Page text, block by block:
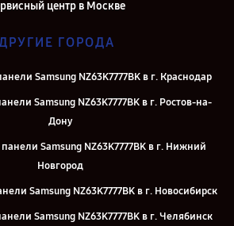
центр в Москве
ГОРОДА
Samsung NZ63K7777BK в г. Краснодар
Samsung NZ63K7777BK в г. Ростов-на-
Дону
Samsung NZ63K7777BK в г. Нижний
Новгород
Samsung NZ63K7777BK в г. Новосибирск
Samsung NZ63K7777BK в г. Челябинск